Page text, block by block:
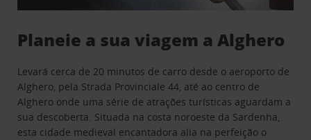
Planeie a sua viagem a Alghero
Levará cerca de 20 minutos de carro desde o aeroporto de
Alghero, pela Strada Provinciale 44, até ao centro de
Alghero onde uma série de atrações turísticas aguardam a
sua descoberta. Situada na costa noroeste da Sardenha,
esta cidade medieval encantadora alia na perfeição o